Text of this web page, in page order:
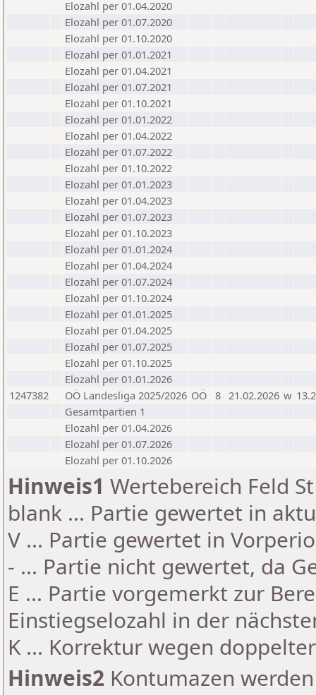
Elozahl per 01.04.2020
Elozahl per 01.07.2020
Elozahl per 01.10.2020
Elozahl per 01.01.2021
Elozahl per 01.04.2021
Elozahl per 01.07.2021
Elozahl per 01.10.2021
Elozahl per 01.01.2022
Elozahl per 01.04.2022
Elozahl per 01.07.2022
Elozahl per 01.10.2022
Elozahl per 01.01.2023
Elozahl per 01.04.2023
Elozahl per 01.07.2023
Elozahl per 01.10.2023
Elozahl per 01.01.2024
Elozahl per 01.04.2024
Elozahl per 01.07.2024
Elozahl per 01.10.2024
Elozahl per 01.01.2025
Elozahl per 01.04.2025
Elozahl per 01.07.2025
Elozahl per 01.10.2025
Elozahl per 01.01.2026
1247382
OÖ Landesliga 2025/2026 OÖ 8 21.02.2026 w 13.2
Gesamtpartien 1
Elozahl per 01.04.2026
Elozahl per 01.07.2026
Elozahl per 01.10.2026
Hinweis1 Wertebereich Feld
blank ... Partie gewertet in
V ... Partie gewertet in
- ... Partie nicht gewertet, da
E ... Partie vorgemerkt zur
Einstiegselozahl in der
K ... Korrektur wegen
Hinweis2 Kontumazen